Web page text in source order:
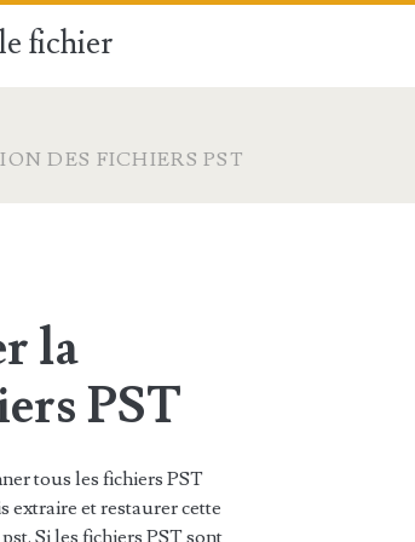
fichier
DES FICHIERS PST
la
PST
tous les fichiers PST
extraire et restaurer cette
Si les fichiers PST sont